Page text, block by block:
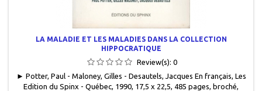
LA MALADIE ET LES MALADIES DANS LA COLLECTION
HIPPOCRATIQUE
Review(s): 0
► Potter, Paul - Maloney, Gilles - Desautels, Jacques En français, Les
Edition du Spinx - Québec, 1990, 17,5 x 22,5, 485 pages, broché,